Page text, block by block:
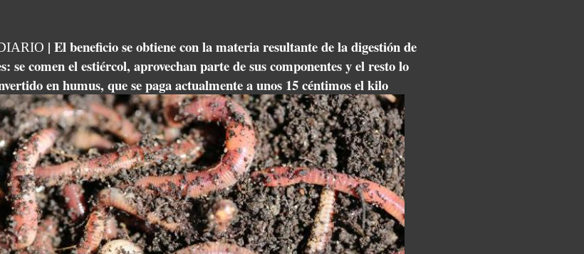
| El beneficio se obtiene con la materia resultante de la digestión de
se comen el estiércol, aprovechan parte de sus componentes y el resto lo
en humus, que se paga actualmente a unos 15 céntimos el kilo